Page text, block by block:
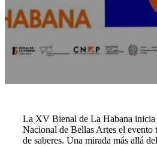
La XV Bienal de La Habana inicia
Nacional de Bellas Artes el
de saberes. Una mirada más allá